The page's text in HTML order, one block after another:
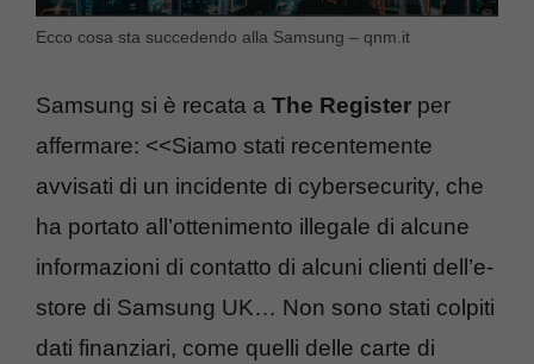
Ecco cosa sta succedendo alla Samsung – qnm.it
Samsung si è recata a The Register per
affermare: <<Siamo stati recentemente
avvisati di un incidente di cybersecurity, che
ha portato all’ottenimento illegale di alcune
informazioni di contatto di alcuni clienti dell’e-
store di Samsung UK… Non sono stati colpiti
dati finanziari, come quelli delle carte di